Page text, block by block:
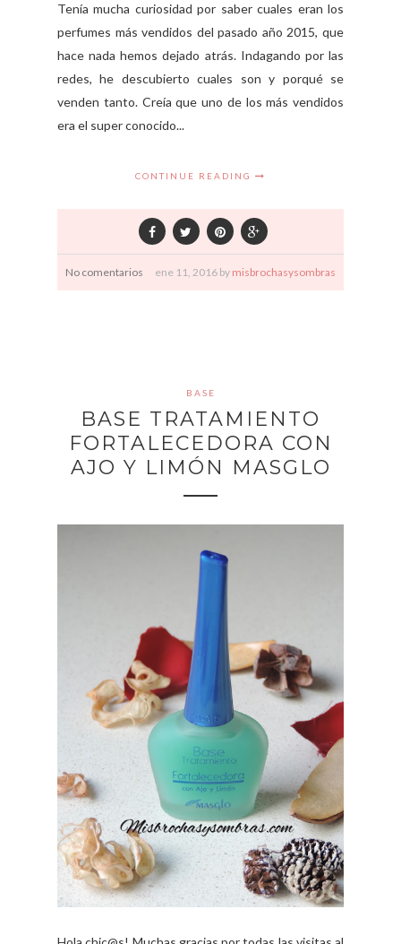
Tenía mucha curiosidad por saber cuales eran los
perfumes más vendidos del pasado año 2015, que
hace nada hemos dejado atrás. Indagando por las
redes, he descubierto cuales son y porqué se
venden tanto. Creía que uno de los más vendidos
era el super conocido...
CONTINUE READING
No comentarios ene 11, 2016 by misbrochasysombras
BASE
BASE TRATAMIENTO
FORTALECEDORA CON
AJO Y LIMÓN MASGLO